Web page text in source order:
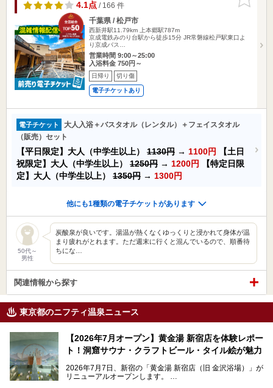
りに追加
4.1点/ 166 件
千葉県 / 松戸市
西新井駅11.79km
上本郷駅787m
京成電鉄みのり台駅から徒歩15分 JR常磐線松戸駅東口よ
り京成バス…
営業時間 9:00～25:00
入浴料金 750円～
日帰り 切り傷
電子チケットあり
電子チケット
大人入浴＋バスタオル（レンタル）＋フェイスタオル
（販売）セット
【平日限定】大人（中学生以上） 1130円 → 1100円
【土日
祝限定】大人（中学生以上） 1250円 → 1200円
【特定日限
定】大人（中学生以上） 1350円 → 1300円
他にも1種類の電子チケットがあります
50代～
男性
炭酸泉が良いです。湯温が熱くなくゆっくりと浸かれて身体が温
まり疲れがとれます。ただ週末に行くと混んでいるので、順番待
ちにな…
関連情報から探す
東京都のニフティ温泉ニュース
【2026年7月オープン】黄金湯 新宿店を体験レポー
ト！洞窟サウナ・クラフトビール・タイル絵が魅力
2026年7月7日、新宿の「黄金湯 新宿店（旧 金沢浴場）」が
リニューアルオープンします。